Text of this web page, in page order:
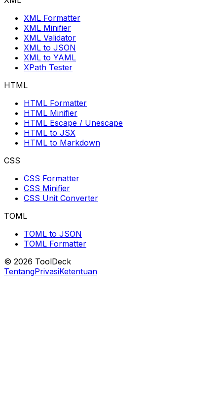
XML Formatter
XML Minifier
XML Validator
XML to JSON
XML to YAML
XPath Tester
HTML
HTML Formatter
HTML Minifier
HTML Escape / Unescape
HTML to JSX
HTML to Markdown
CSS
CSS Formatter
CSS Minifier
CSS Unit Converter
TOML
TOML to JSON
TOML Formatter
© 2026 ToolDeck
TentangPrivasiKetentuan